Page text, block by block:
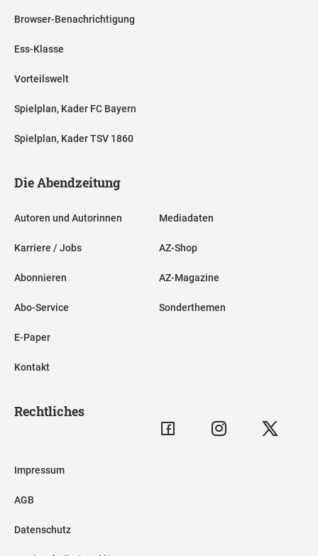
Browser-Benachrichtigung
Ess-Klasse
Vorteilswelt
Spielplan, Kader FC Bayern
Spielplan, Kader TSV 1860
Die Abendzeitung
Autoren und Autorinnen
Karriere / Jobs
Abonnieren
Abo-Service
E-Paper
Kontakt
Mediadaten
AZ-Shop
AZ-Magazine
Sonderthemen
Rechtliches
Impressum
AGB
Datenschutz